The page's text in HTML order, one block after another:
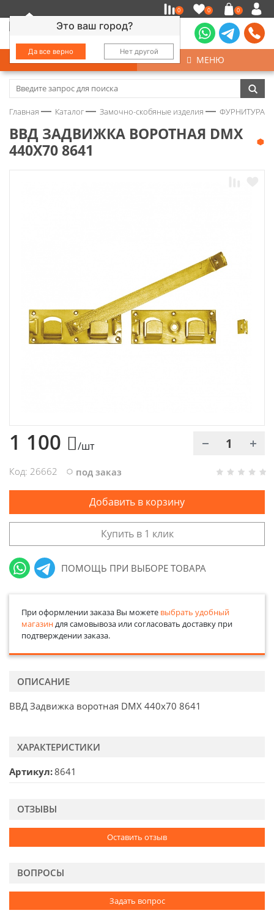
Это ваш город?
Да все верно Нет другой
0 0 0
КАТАЛОГ МЕНЮ
Замочно-скобяные изделия
Колеса
Хозтовары
Электроды и проволока
Главная Каталог Замочно-скобяные изделия ФУРНИТУРА
ВВД ЗАДВИЖКА ВОРОТНАЯ DMX
440Х70 8641
1 100 /шт
Код: 26662 под заказ
Добавить в корзину
Купить в 1 клик
ПОМОЩЬ ПРИ ВЫБОРЕ ТОВАРА
При оформлении заказа Вы можете выбрать удобный
магазиндля самовывоза или согласовать доставку при
подтверждении заказа.
ОПИСАНИЕ
ВВД Задвижка воротная DMX 440х70 8641
ХАРАКТЕРИСТИКИ
Артикул 8641
ОТЗЫВЫ
Оставить отзыв
ВОПРОСЫ
Задать вопрос